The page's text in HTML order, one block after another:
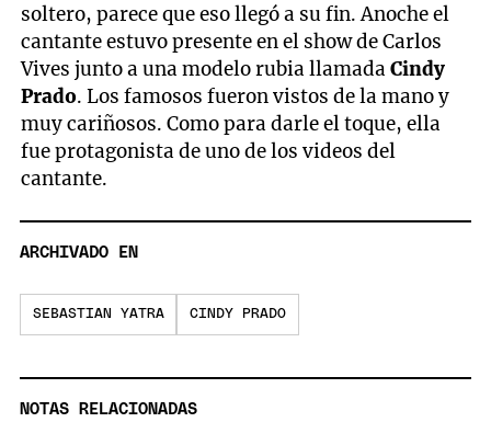
soltero, parece que eso llegó a su fin. Anoche el
cantante estuvo presente en el show de Carlos
Vives junto a una modelo rubia llamadaCindy
Prado. Los famosos fueron vistos de la mano y
muy cariñosos. Como para darle el toque, ella
fue protagonista de uno de los videos del
cantante.
ARCHIVADO EN
SEBASTIAN YATRA CINDY PRADO
NOTAS RELACIONADAS